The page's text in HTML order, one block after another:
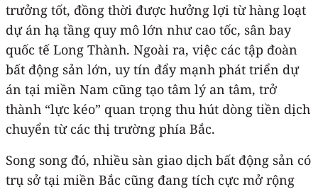
trưởng tốt, đồng thời được hưởng lợi từ hàng loạt
dự án hạ tầng quy mô lớn như cao tốc, sân bay
quốc tế Long Thành. Ngoài ra, việc các tập đoàn
bất động sản lớn, uy tín đẩy mạnh phát triển dự
án tại miền Nam cũng tạo tâm lý an tâm, trở
thành “lực kéo” quan trọng thu hút dòng tiền dịch
chuyển từ các thị trường phía Bắc.
Song song đó, nhiều sàn giao dịch bất động sản có
trụ sở tại miền Bắc cũng đang tích cực mở rộng